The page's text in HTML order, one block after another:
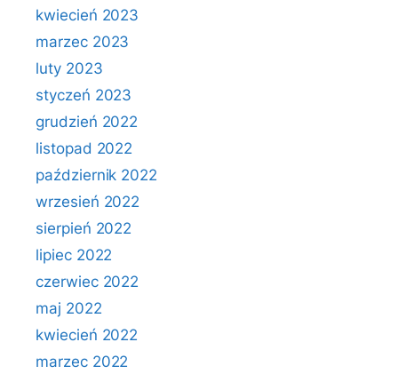
kwiecień 2023
marzec 2023
luty 2023
styczeń 2023
grudzień 2022
listopad 2022
październik 2022
wrzesień 2022
sierpień 2022
lipiec 2022
czerwiec 2022
maj 2022
kwiecień 2022
marzec 2022